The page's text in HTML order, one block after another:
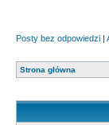
Posty bez odpowiedzi |
Strona główna